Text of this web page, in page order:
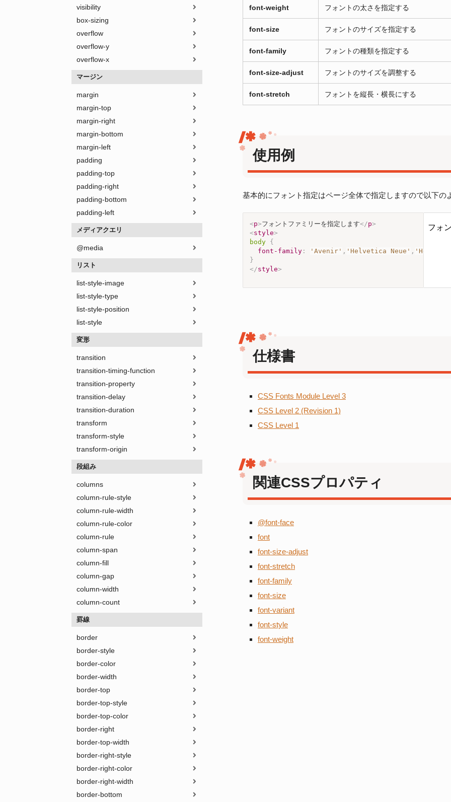
font-weight フォントの太さを指定する
font-size フォントのサイズを指定する
font-family フォントの種類を指定する
font-size-adjust フォントのサイズを調整する
font-stretch フォントを縦長・横長にする
使用例
基本的にフォント指定はページ全体で指定しますので以下の
<p>フォントファミリーを指定します</p>
<style>
body {
font-family : 'Avenir' , 'Helvetica Neue' ,
}
</style>
仕様書
CSS Fonts Module Level 3
CSS Level 2 (Revision 1)
CSS Level 1
関連CSSプロパティ
@font-face
font
font-size-adjust
font-stretch
font-family
font-size
font-variant
font-style
font-weight
visibility
box-sizing
overflow
overflow-y
overflow-x
マージン
margin
margin-top
margin-right
margin-bottom
margin-left
padding
padding-top
padding-right
padding-bottom
padding-left
メディアクエリ
@media
リスト
list-style-image
list-style-type
list-style-position
list-style
変形
transition
transition-timing-function
transition-property
transition-delay
transition-duration
transform
transform-style
transform-origin
段組み
columns
column-rule-style
column-rule-width
column-rule-color
column-rule
column-span
column-fill
column-gap
column-width
column-count
罫線
border
border-style
border-color
border-width
border-top
border-top-style
border-top-color
border-right
border-top-width
border-right-style
border-right-color
border-right-width
border-bottom